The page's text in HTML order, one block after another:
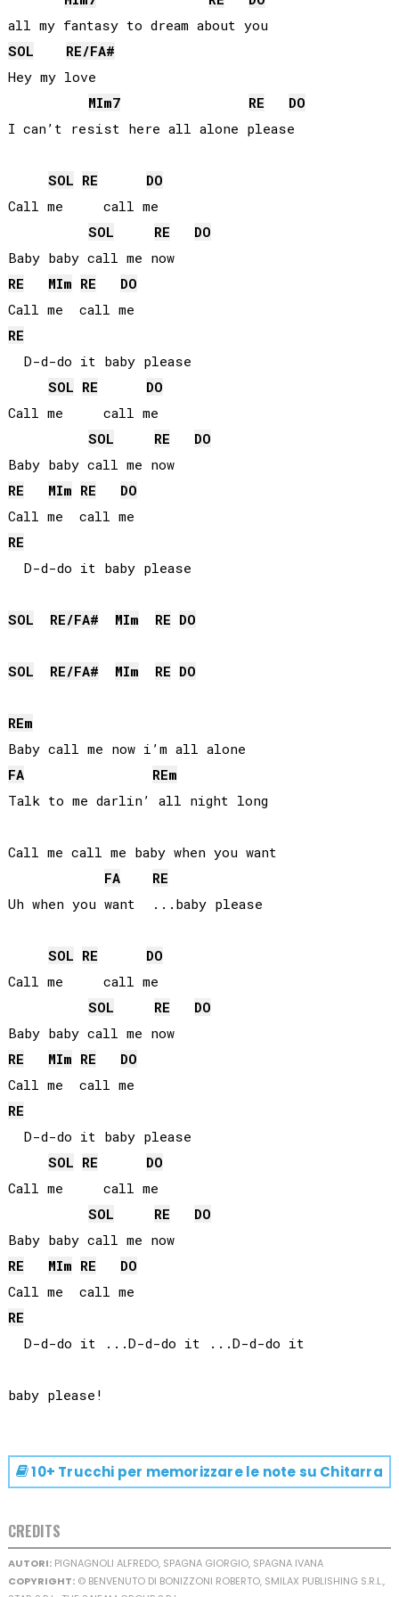
SOL
RE/FA#
Hey my love
MIm7 RE
DO
I can’t resist here all alone please
SOL RE
DO
Call me     call me
SOL
RE
DO
Baby baby call me now
RE
MIm RE
DO
RE
  D-d-do it baby please
SOL RE
DO
Call me     call me
SOL
RE
DO
Baby baby call me now
RE
MIm RE
DO
RE
  D-d-do it baby please
SOL RE/FA# MIm RE DO
SOL RE/FA# MIm RE DO
REm
FA
REm
Talk to me darlin’ all night long
Call me call me baby when you want
FA
RE
SOL RE
DO
Call me     call me
SOL
RE
DO
Baby baby call me now
RE
MIm RE
DO
RE
  D-d-do it baby please
SOL RE
DO
Call me     call me
SOL
RE
DO
Baby baby call me now
RE
MIm RE
DO
RE
  D-d-do it ...D-d-do it ...D-d-do it
10+ Trucchi per memorizzare le note su Chitarra
CREDITS
AUTORI:PIGNAGNOLI ALFREDO, SPAGNA GIORGIO, SPAGNA IVANA
COPYRIGHT:© BENVENUTO DI BONIZZONI ROBERTO, SMILAX PUBLISHING S.R.L.,